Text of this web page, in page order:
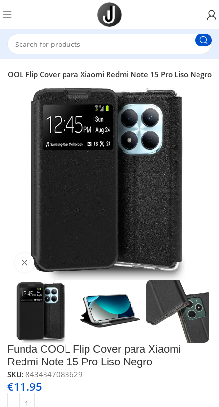
COOL Flip Cover para Xiaomi Redmi Note 15 Pro Liso Negro
Click to enlarge
Funda COOL Flip Cover para Xiaomi
Redmi Note 15 Pro Liso Negro
SKU:8434847083629
€11.95